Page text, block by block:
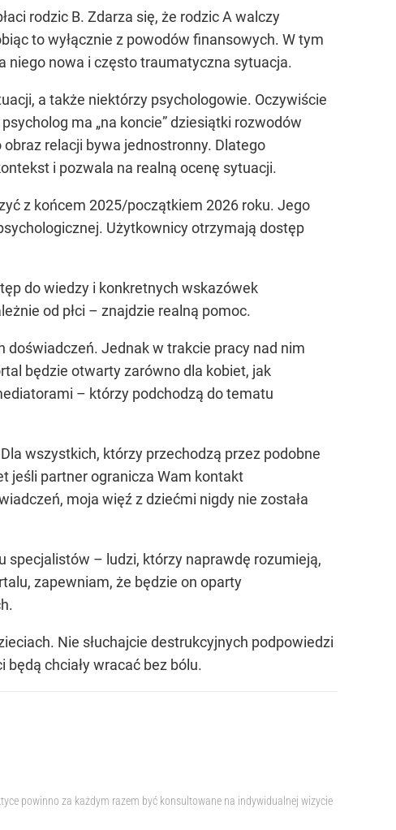
rodzic B. Zdarza się, że rodzic A walczy
to wyłącznie z powodów finansowych. W tym
niego nowa i często traumatyczna sytuacja.
a także niektórzy psychologowie. Oczywiście
ma „na koncie” dziesiątki rozwodów
relacji bywa jednostronny. Dlatego
i pozwala na realną ocenę sytuacji.
z końcem 2025/początkiem 2026 roku. Jego
Użytkownicy otrzymają dostęp
do wiedzy i konkretnych wskazówek
od płci – znajdzie realną pomoc.
doświadczeń. Jednak w trakcie pracy nad nim
będzie otwarty zarówno dla kobiet, jak
– którzy podchodzą do tematu
wszystkich, którzy przechodzą przez podobne
jeśli partner ogranicza Wam kontakt
moja więź z dziećmi nigdy nie została
specjalistów – ludzi, którzy naprawdę rozumieją,
zapewniam, że będzie on oparty
Nie słuchajcie destrukcyjnych podpowiedzi
chciały wracać bez bólu.
powinno za każdym razem być konsultowane na indywidualnej wizycie